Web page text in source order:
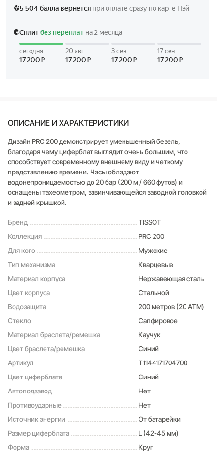
ОПИСАНИЕ И ХАРАКТЕРИСТИКИ
Дизайн PRC 200 демонстрирует уменьшенный безель,
благодаря чему циферблат выглядит очень большим, что
способствует современному внешнему виду и четкому
представлению времени. Часы обладают
водонепроницаемостью до 20 бар (200 м / 660 футов) и
оснащены тахеометром, завинчивающейся заводной головкой
и задней крышкой.
Бренд
TISSOT
Коллекция
PRC 200
Для кого
Мужские
Тип механизма
Кварцевые
Материал корпуса
Нержавеющая сталь
Цвет корпуса
Стальной
Водозащита
200 метров (20 ATM)
Стекло
Сапфировое
Материал браслета/ремешка
Каучук
Цвет браслета/ремешка
Синий
Артикул
T1144171704700
Цвет циферблата
Синий
Автоподзавод
Нет
Противоударные
Нет
Источник энергии
От батарейки
Размер циферблата
L (42-45 мм)
Форма
Круг